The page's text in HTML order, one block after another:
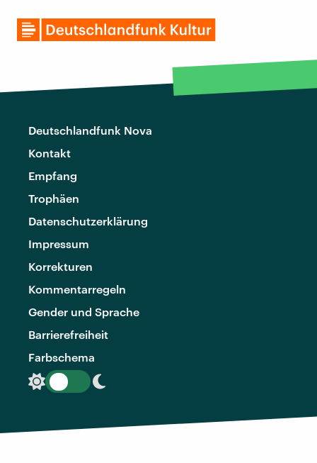
Deutschlandfunk Nova
Kontakt
Empfang
Trophäen
Datenschutzerklärung
Impressum
Korrekturen
Kommentarregeln
Gender und Sprache
Barrierefreiheit
Farbschema